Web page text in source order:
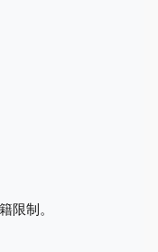
限制。